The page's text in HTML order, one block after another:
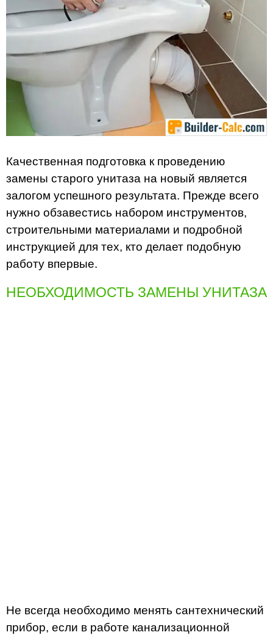
Качественная подготовка к проведению
замены старого унитаза на новый является
залогом успешного результата. Прежде всего
нужно обзавестись набором инструментов,
строительными материалами и подробной
инструкцией для тех, кто делает подобную
работу впервые.
НЕОБХОДИМОСТЬ ЗАМЕНЫ УНИТАЗА
Не всегда необходимо менять сантехнический
прибор, если в работе канализационной